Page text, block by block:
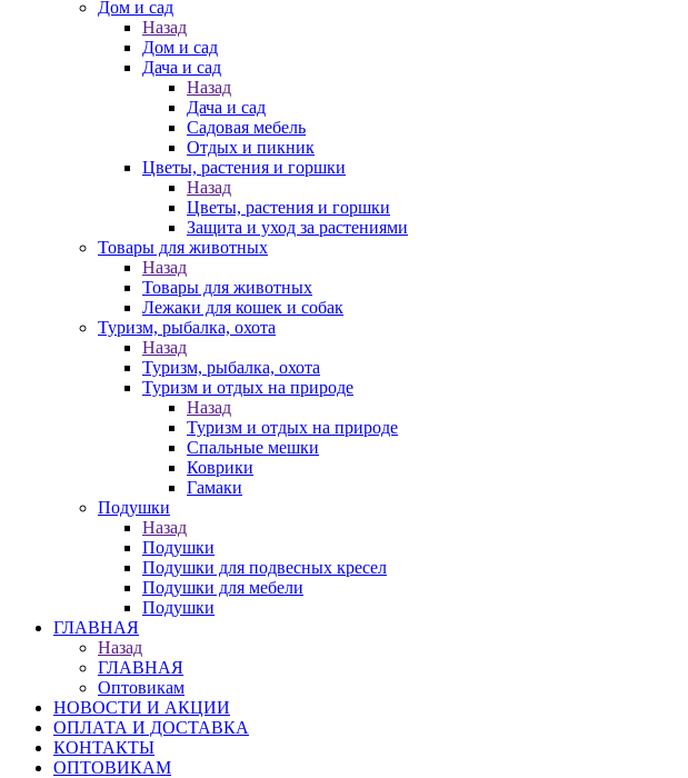
Дом и сад
Назад
Дом и сад
Дача и сад
Назад
Дача и сад
Садовая мебель
Отдых и пикник
Цветы, растения и горшки
Назад
Цветы, растения и горшки
Защита и уход за растениями
Товары для животных
Назад
Товары для животных
Лежаки для кошек и собак
Туризм, рыбалка, охота
Назад
Туризм, рыбалка, охота
Туризм и отдых на природе
Назад
Туризм и отдых на природе
Спальные мешки
Коврики
Гамаки
Подушки
Назад
Подушки
Подушки для подвесных кресел
Подушки для мебели
Подушки
ГЛАВНАЯ
Назад
ГЛАВНАЯ
Оптовикам
НОВОСТИ И АКЦИИ
ОПЛАТА И ДОСТАВКА
КОНТАКТЫ
ОПТОВИКАМ